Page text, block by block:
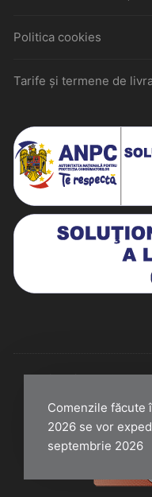
Comenzile făcute
2026 se vor
septembrie 2026
Politica cookies
Tarife și termene de
Historiarum 2026 -
colaborare cu